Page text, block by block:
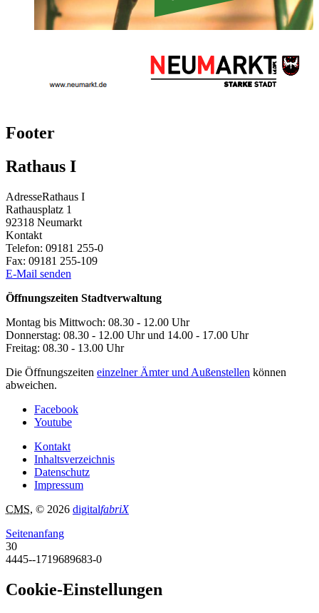
Footer
Rathaus I
AdresseRathaus I
Rathausplatz 1
92318 Neumarkt
Kontakt
Telefon: 09181 255-0
Fax: 09181 255-109
E-Mail senden
Öffnungszeiten Stadtverwaltung
Montag bis Mittwoch: 08.30 - 12.00 Uhr
Donnerstag: 08.30 - 12.00 Uhr und 14.00 - 17.00 Uhr
Freitag: 08.30 - 13.00 Uhr
Die Öffnungszeiten einzelner Ämter und Außenstellen können
abweichen.
Facebook
Youtube
Kontakt
Inhaltsverzeichnis
Datenschutz
Impressum
CMS, © 2026 digitalfabriX
Seitenanfang
30
4445--1719689683-0
Cookie-Einstellungen